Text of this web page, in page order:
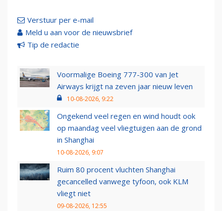
Verstuur per e-mail
Meld u aan voor de nieuwsbrief
Tip de redactie
Voormalige Boeing 777-300 van Jet
Airways krijgt na zeven jaar nieuw leven
10-08-2026, 9:22
Ongekend veel regen en wind houdt ook
op maandag veel vliegtuigen aan de grond
in Shanghai
10-08-2026, 9:07
Ruim 80 procent vluchten Shanghai
gecancelled vanwege tyfoon, ook KLM
vliegt niet
09-08-2026, 12:55